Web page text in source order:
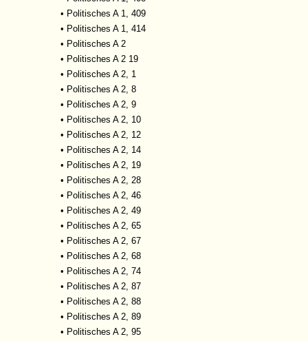
• Politisches A 1, 409
• Politisches A 1, 414
• Politisches A 2
• Politisches A 2 19
• Politisches A 2, 1
• Politisches A 2, 8
• Politisches A 2, 9
• Politisches A 2, 10
• Politisches A 2, 12
• Politisches A 2, 14
• Politisches A 2, 19
• Politisches A 2, 28
• Politisches A 2, 46
• Politisches A 2, 49
• Politisches A 2, 65
• Politisches A 2, 67
• Politisches A 2, 68
• Politisches A 2, 74
• Politisches A 2, 87
• Politisches A 2, 88
• Politisches A 2, 89
• Politisches A 2, 95